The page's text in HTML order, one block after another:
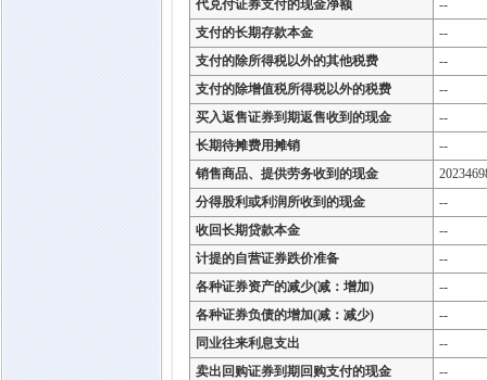
代兑付证券支付的现金净额
--
支付的长期存款本金
--
支付的除所得税以外的其他税费
--
支付的除增值税所得税以外的税费
--
买入返售证券到期返售收到的现金
--
长期待摊费用摊销
--
销售商品、提供劳务收到的现金
分得股利或利润所收到的现金
--
收回长期贷款本金
--
计提的自营证券跌价准备
--
各种证券资产的减少(减：增加)
--
各种证券负债的增加(减：减少)
--
同业往来利息支出
--
卖出回购证券到期回购支付的现金
--